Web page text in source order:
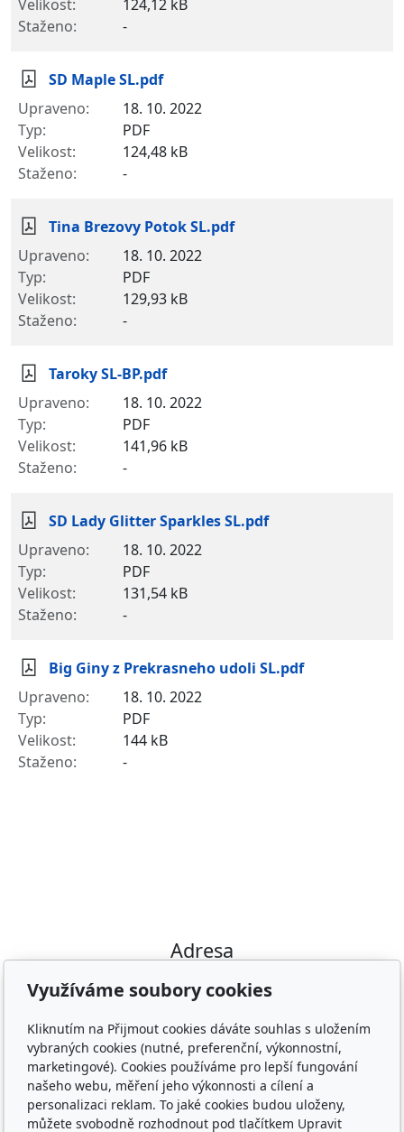
124,12 kB
-
SD Maple SL.pdf
18. 10. 2022
PDF
124,48 kB
-
Tina Brezovy Potok SL.pdf
18. 10. 2022
PDF
129,93 kB
-
Taroky SL-BP.pdf
18. 10. 2022
PDF
141,96 kB
-
SD Lady Glitter Sparkles SL.pdf
18. 10. 2022
PDF
131,54 kB
-
Big Giny z Prekrasneho udoli SL.pdf
18. 10. 2022
PDF
144 kB
-
Adresa
Irish Cob the Czech Republic, z.s.
IČ 22852778
Bankovní spojení: 2001874788/2010
Kontakt
info@irishcob.cz
ZDE
Využíváme soubory cookies
Kliknutím na Přijmout cookies dáváte souhlas s uložením
vybraných cookies (nutné, preferenční, výkonnostní,
marketingové). Cookies používáme pro lepší fungování
našeho webu, měření jeho výkonnosti a cílení a
personalizaci reklam. To jaké cookies budou uloženy,
můžete svobodně rozhodnout pod tlačítkem Upravit